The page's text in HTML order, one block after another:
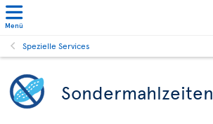
Menü
Spezielle Services
Sondermahlzeiten